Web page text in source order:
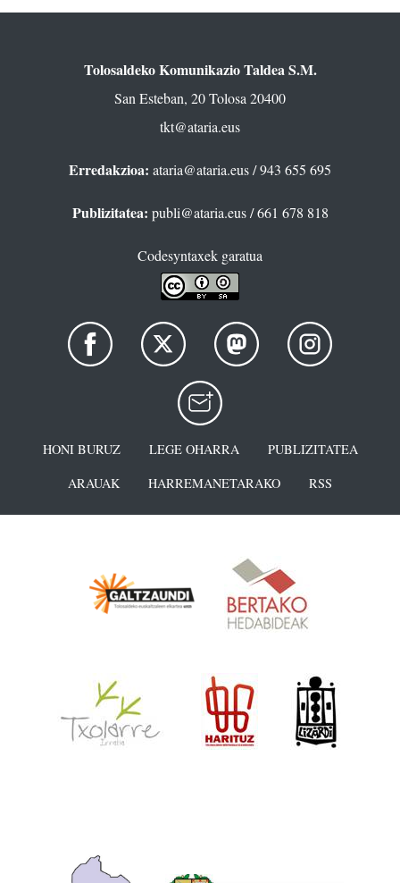
Tolosaldeko Komunikazio Taldea S.M.
San Esteban, 20 Tolosa 20400
tkt@ataria.eus
Erredakzioa: ataria@ataria.eus/ 943 655 695
Publizitatea: publi@ataria.eus/ 661 678 818
Codesyntaxek garatua
HONI BURUZ LEGE OHARRA
PUBLIZITATEA
ARAUAK
HARREMANETARAKO RSS